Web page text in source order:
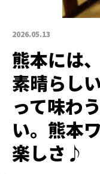
2026.05.13
熊本には
素晴らし
って味わ
い。熊本
楽しさ♪